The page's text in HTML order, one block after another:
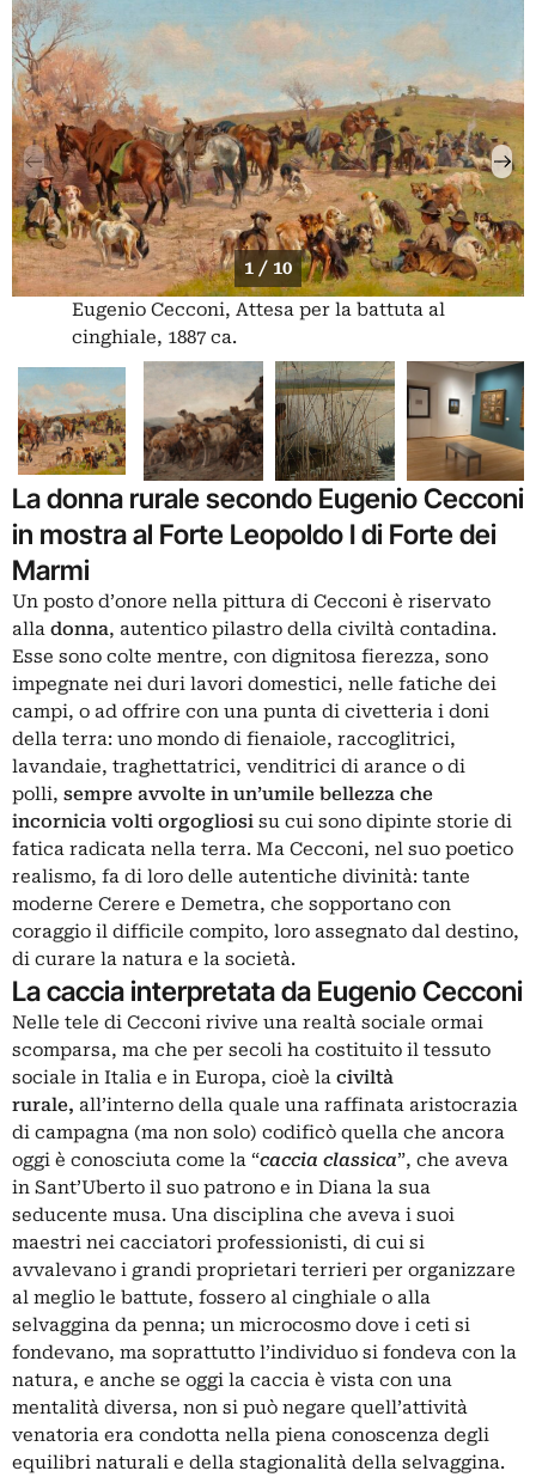
1 / 10
Eugenio Cecconi, Attesa per la battuta al
cinghiale, 1887 ca.
La donna rurale secondo Eugenio Cecconi
in mostra al Forte Leopoldo I di Forte dei
Marmi
Un posto d’onore nella pittura di Cecconi è riservato
alla donna, autentico pilastro della civiltà contadina.
Esse sono colte mentre, con dignitosa fierezza, sono
impegnate nei duri lavori domestici, nelle fatiche dei
campi, o ad offrire con una punta di civetteria i doni
della terra: uno mondo di fienaiole, raccoglitrici,
lavandaie, traghettatrici, venditrici di arance o di
polli, sempre avvolte in un’umile bellezza che
incornicia volti orgogliosi su cui sono dipinte storie di
fatica radicata nella terra. Ma Cecconi, nel suo poetico
realismo, fa di loro delle autentiche divinità: tante
moderne Cerere e Demetra, che sopportano con
coraggio il difficile compito, loro assegnato dal destino,
di curare la natura e la società.
La caccia interpretata da Eugenio Cecconi
Nelle tele di Cecconi rivive una realtà sociale ormai
scomparsa, ma che per secoli ha costituito il tessuto
sociale in Italia e in Europa, cioè la civiltà
rurale, all’interno della quale una raffinata aristocrazia
di campagna (ma non solo) codificò quella che ancora
oggi è conosciuta come la “caccia classica”, che aveva
in Sant’Uberto il suo patrono e in Diana la sua
seducente musa. Una disciplina che aveva i suoi
maestri nei cacciatori professionisti, di cui si
avvalevano i grandi proprietari terrieri per organizzare
al meglio le battute, fossero al cinghiale o alla
selvaggina da penna; un microcosmo dove i ceti si
fondevano, ma soprattutto l’individuo si fondeva con la
natura, e anche se oggi la caccia è vista con una
mentalità diversa, non si può negare quell’attività
venatoria era condotta nella piena conoscenza degli
equilibri naturali e della stagionalità della selvaggina.